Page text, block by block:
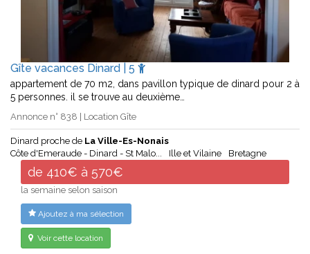
Gîte vacances Dinard | 5
appartement de 70 m2, dans pavillon typique de dinard pour 2 à
5 personnes. il se trouve au deuxième…
Annonce n° 838 | Location Gîte
Dinard proche de La Ville-Es-Nonais
Côte d'Emeraude - Dinard - St Malo...
Ille et Vilaine Bretagne
de 410€ à 570€
la semaine selon saison
Ajoutez à ma sélection
Voir cette location